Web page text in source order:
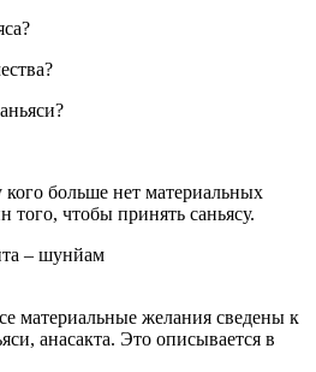
больше нет материальных
того, чтобы принять саньясу.
– шунйам
материальные желания сведены к
анасакта. Это описывается в